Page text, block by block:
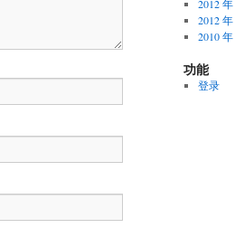
2012 年
2012 年
2010 年
功能
登录